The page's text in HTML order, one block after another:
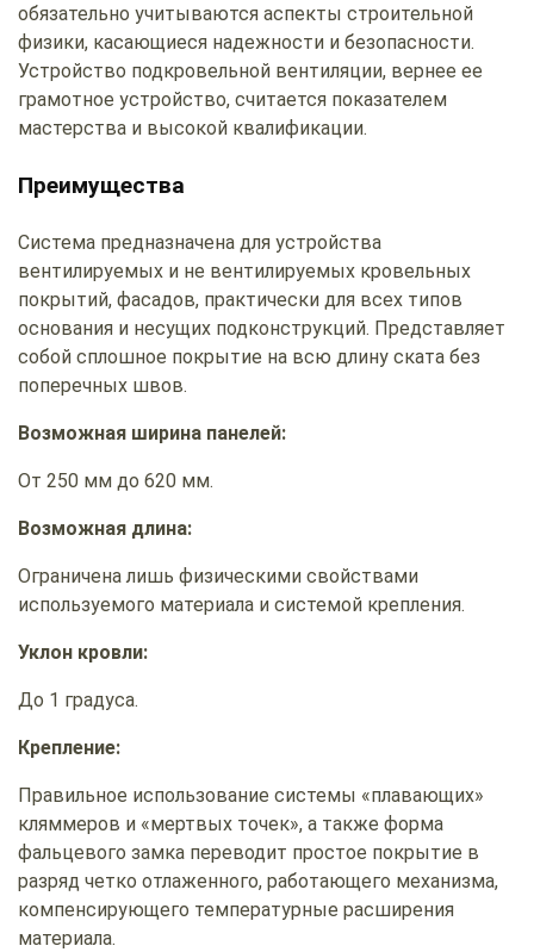
обязательно учитываются аспекты строительной
физики, касающиеся надежности и безопасности.
Устройство подкровельной вентиляции, вернее ее
грамотное устройство, считается показателем
мастерства и высокой квалификации.
Преимущества
Система предназначена для устройства
вентилируемых и не вентилируемых кровельных
покрытий, фасадов, практически для всех типов
основания и несущих подконструкций. Представляет
собой сплошное покрытие на всю длину ската без
поперечных швов.
Возможная ширина панелей:
От 250 мм до 620 мм.
Возможная длина:
Ограничена лишь физическими свойствами
используемого материала и системой крепления.
Уклон кровли:
До 1 градуса.
Крепление:
Правильное использование системы «плавающих»
кляммеров и «мертвых точек», а также форма
фальцевого замка переводит простое покрытие в
разряд четко отлаженного, работающего механизма,
компенсирующего температурные расширения
материала.